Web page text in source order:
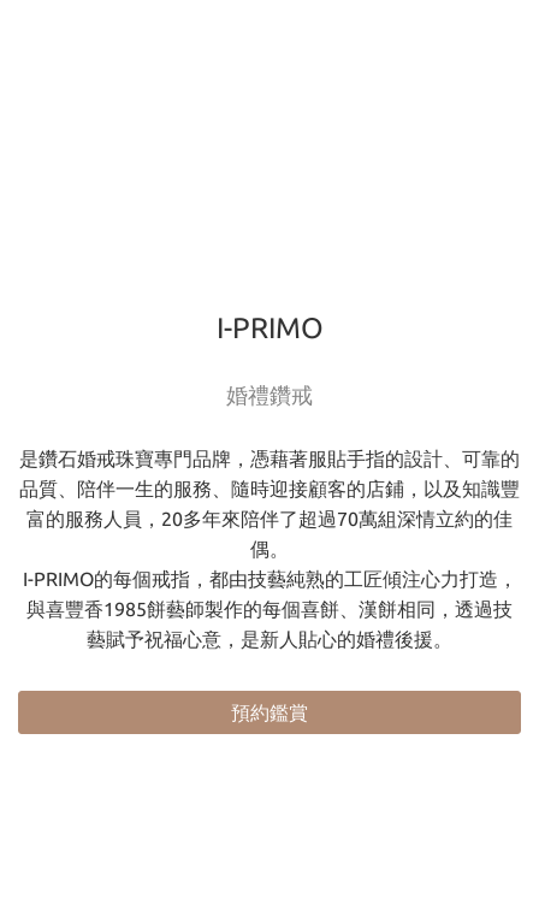
I-PRIMO
婚禮鑽戒
是鑽石婚戒珠寶專門品牌，憑藉著服貼手指的設計、可靠的
品質、陪伴一生的服務、隨時迎接顧客的店鋪，以及知識豐
富的服務人員，20多年來陪伴了超過70萬組深情立約的佳
偶。
I-PRIMO的每個戒指，都由技藝純熟的工匠傾注心力打造，
與喜豐香1985餅藝師製作的每個喜餅、漢餅相同，透過技
藝賦予祝福心意，是新人貼心的婚禮後援。
預約鑑賞